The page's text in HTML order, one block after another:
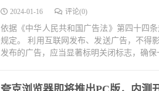
2024-01-16 评论(0)
依据《中华人民共和国广告法》第四十四
规定。 利用互联网发布、发送广告，不得
发布的广告，应当显著标明关闭标志，确